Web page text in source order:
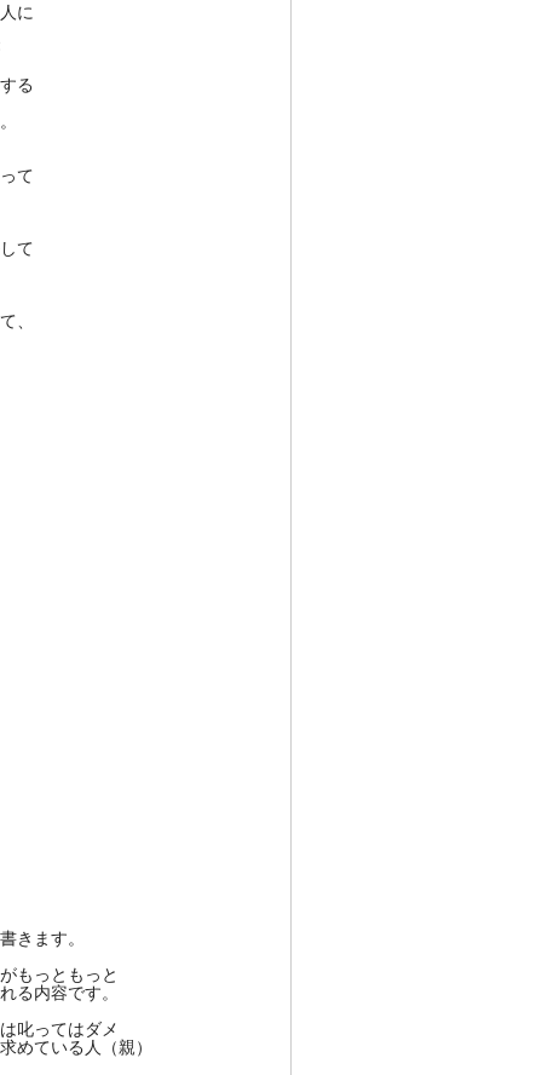
に
る
て
て
、
きます。
もっともっと
る内容です。
は叱ってはダメ
めている人（親）